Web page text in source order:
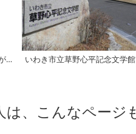
本濃研太 ダンボール彫刻展 僕たちが、いる いわき市立草野心平記念文学館
、こんなページ